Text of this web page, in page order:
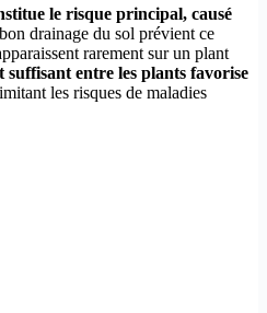
le risque principal, causé
drainage du sol prévient ce
rarement sur un plant
suffisant entre les plants favorise
les risques de maladies